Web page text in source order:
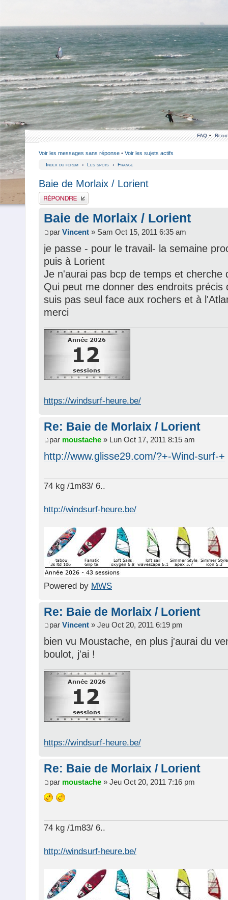
FAQ •
Voir les messages sans réponse • Voir les sujets actifs
Index du forum ‹ Les spots ‹ France
Baie de Morlaix / Lorient
Publier une réponse
Baie de Morlaix / Lorient
par Vincent » Sam Oct 15, 2011 6:35 am
je passe - pour le travail- la semaine
puis à Lorient
Je n'aurai pas bcp de temps et cherche
Qui peut me donner des endroits précis
suis pas seul face aux rochers et à
merci
https://windsurf-heure.be/
Re: Baie de Morlaix / Lorient
par moustache » Lun Oct 17, 2011 8:15 am
http://www.glisse29.com/?+-Wind-surf-+
74 kg /1m83/ 6..
http://windsurf-heure.be/
Powered by MWS
Re: Baie de Morlaix / Lorient
par Vincent » Jeu Oct 20, 2011 6:19 pm
bien vu Moustache, en plus j'aurai du
boulot, j'ai !
https://windsurf-heure.be/
Re: Baie de Morlaix / Lorient
par moustache » Jeu Oct 20, 2011 7:16 pm
74 kg /1m83/ 6..
http://windsurf-heure.be/